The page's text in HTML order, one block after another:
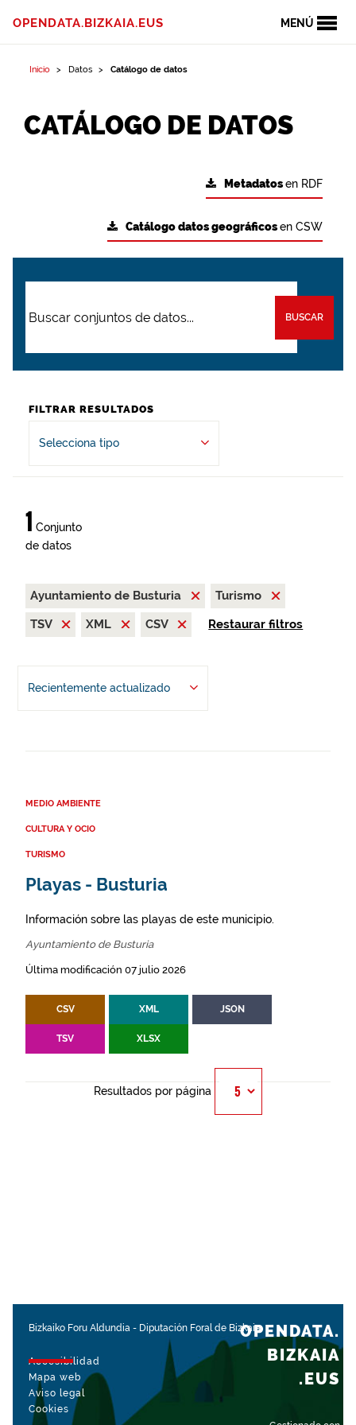
MENÚ
OPENDATA.BIZKAIA.EUS
Inicio Datos Catálogo de datos
CATÁLOGO DE DATOS
Metadatosen RDF
Catálogo datos geográficosen CSW
BUSCAR
FILTRAR RESULTADOS
Selecciona tipo
1 Conjunto
de datos
Ayuntamiento de Busturia
Turismo
TSV
XML CSV Restaurar filtros
Recientemente actualizado
MEDIO AMBIENTE
CULTURA Y OCIO
TURISMO
Playas - Busturia
Información sobre las playas de este municipio.
Ayuntamiento de Busturia
Última modificación 07 julio 2026
CSV XML JSON
TSV XLSX
Resultados por página
Bizkaiko Foru Aldundia - Diputación Foral de Bizkaia
Accesibilidad
Mapa web
Aviso legal
Cookies
OPENDATA.
BIZKAIA
.EUS